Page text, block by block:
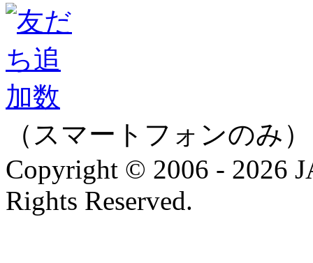
（スマートフォンのみ）
Copyright © 2006 - 2026
Rights Reserved.